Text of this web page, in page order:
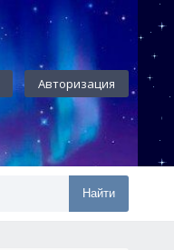
Авторизация
Найти